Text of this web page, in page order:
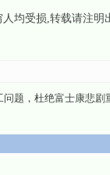
均受损,转载请注明
题，杜绝富士康悲剧